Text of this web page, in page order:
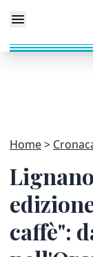
Home
caffè":